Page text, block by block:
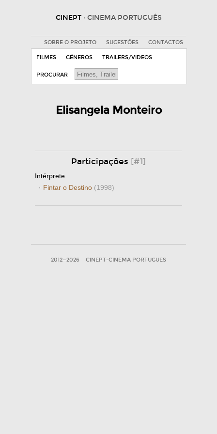
CINEPT · CINEMA PORTUGUÊS
SOBRE O PROJETO SUGESTÕES CONTACTOS
FILMES GÉNEROS TRAILERS/VIDEOS
PROCURAR
Elisangela Monteiro
Participações [#1]
Intérprete
· Fintar o Destino (1998)
2012—2026 CINEPT-CINEMA PORTUGUES